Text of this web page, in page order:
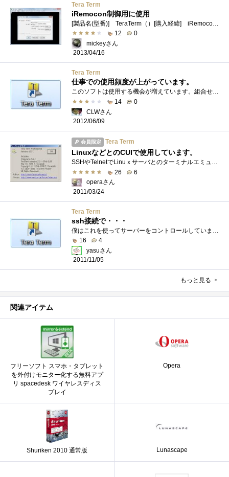
Tera Term
iRemocon制御用に使用
12
0
mickeyさん
2013/04/16
Tera Term
仕事での使用頻度が上がっています。
このソフトは使用する機会が増えています。組合せとしては、このソフトとFTPの組合せとか・・・AUTOLOGINやAUTOLOGを先に設定したTTLファイルを用い�...
14
0
CLWさん
2012/06/09
会員限定 Tera Term
LinuxなどとのCUIで使用しています。
SSHやTelnetでLinuｘサーバとのターミナルエミュレーターを行うソフトです。・Telnet・SSH1・SSH2等でのログインが出来ます。公開鍵でのログインもも�...
26
6
operaさん
2011/03/24
Tera Term
ssh接続で・・・
16
4
yasuさん
2011/11/05
もっと見る
関連アイテム
フリーソフト スマホ・タブレット
を外付けモニター化する無料アプ
リ spacedesk ワイヤレスディス
プレイ
Opera
Shuriken 2010 通常版 Lunascape